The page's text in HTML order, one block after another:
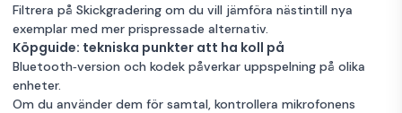
Filtrera på Skickgradering om du vill jämföra nästintill nya
exemplar med mer prispressade alternativ.
Köpguide: tekniska punkter att ha koll på
Bluetooth‑version och kodek påverkar uppspelning på olika
enheter.
Om du använder dem för samtal, kontrollera mikrofonens